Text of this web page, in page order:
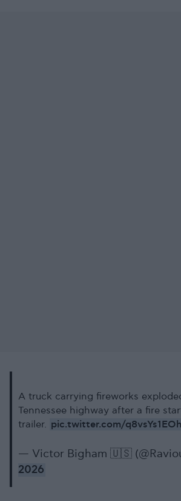
A truck carrying fireworks
Tennessee highway after a fire
trailer. pic.twitter.com/q8vsYs1EOh
— Victor Bigham 🇺🇸
2026